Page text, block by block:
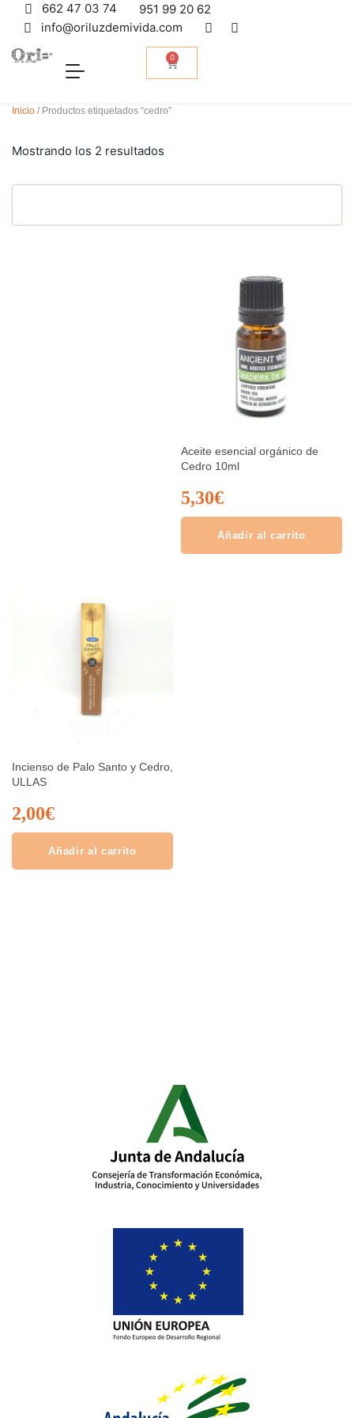
662 47 03 74
951 99 20 62
info@oriluzdemivida.com
0
Inicio / Productos etiquetados “cedro”
Mostrando los 2 resultados
Aceite esencial orgánico de
Cedro 10ml
5,30€
Añadir al carrito
Incienso de Palo Santo y Cedro,
ULLAS
2,00€
Añadir al carrito